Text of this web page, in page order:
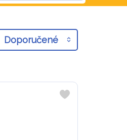
Doporučené